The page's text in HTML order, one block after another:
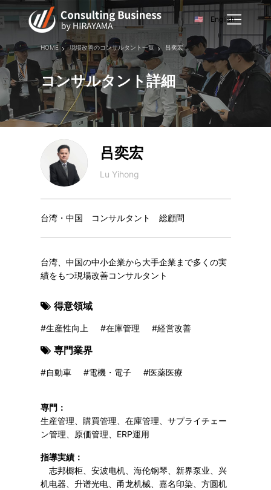
English
コンサルタント詳細
HOME 現場改善のコンサルタント一覧 吕奕宏
吕奕宏
Lu Yihong
台湾・中国 コンサルタント 総顧問
台湾、中国の中小企業から大手企業まで多くの実
績をもつ現場改善コンサルタント
得意領域
#生産性向上 #在庫管理 #経営改善
専門業界
#自動車 #電機・電子 #医薬医療
専門：
生産管理、購買管理、在庫管理、サプライチェー
ン管理、原価管理、ERP運用
指導実績：
志邦橱柜、安波电机、海伦钢琴、新界泵业、兴
机电器、升谱光电、甬龙机械、嘉名印染、方圆机